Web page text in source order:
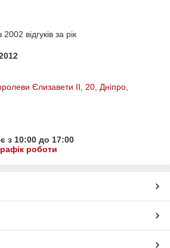
відгуків за рік
Єлизавети ІІ, 20, Дніпро,
з 10:00 до 17:00
роботи